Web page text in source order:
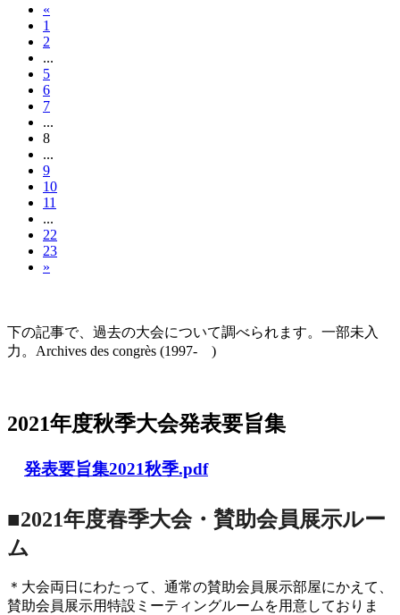
«
1
2
...
5
6
7
...
8
...
9
10
11
...
22
23
»
下の記事で、過去の大会について調べられます。一部未入
力。Archives des congrès (1997- )
2021年度秋季大会発表要旨集
発表要旨集2021秋季.pdf
■2021年度春季大会・賛助会員展示ルー
ム
＊大会両日にわたって、通常の賛助会員展示部屋にかえて、
賛助会員展示用特設ミーティングルームを用意しておりま